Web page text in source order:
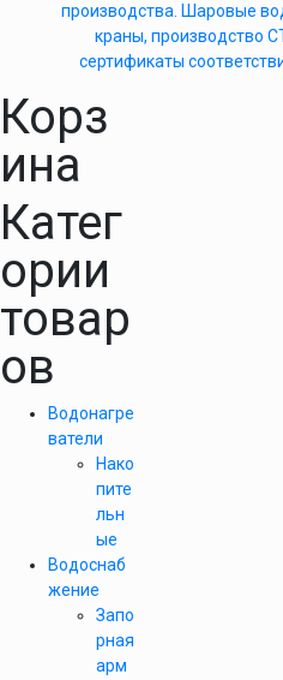
производства. Шаровые
краны, производство
сертификаты
Корз
ина
Катег
ории
товар
ов
Водонагре
ватели
Нако
пите
льн
ые
Водоснаб
жение
Запо
рная
арм